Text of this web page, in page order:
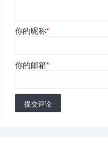
你的昵称*
你的邮箱*
提交评论